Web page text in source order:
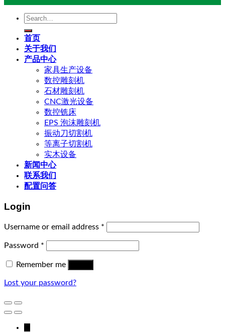
Search
首页
关于我们
产品中心
家具生产设备
数控雕刻机
石材雕刻机
CNC激光设备
数控铣床
EPS 泡沫雕刻机
振动刀切割机
等离子切割机
实木设备
新闻中心
联系我们
配置问答
Login
Username or email address *
Password *
Remember me
Lost your password?